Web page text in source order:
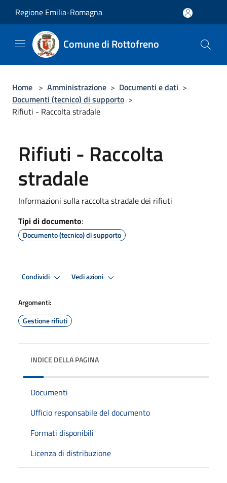
Regione Emilia-Romagna
Comune di Rottofreno
Home > Amministrazione > Documenti e dati >
Documenti (tecnico) di supporto >
Rifiuti - Raccolta stradale
Rifiuti - Raccolta
stradale
Informazioni sulla raccolta stradale dei rifiuti
Tipi di documento:
Documento (tecnico) di supporto
Condividi Vedi azioni
Argomenti:
Gestione rifiuti
INDICE DELLA PAGINA
Documenti
Ufficio responsabile del documento
Formati disponibili
Licenza di distribuzione